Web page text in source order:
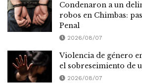
Condenaron a un
robos en Chimbas:
Penal
2026/08/07
Violencia de género
el sobreseimiento de
2026/08/07